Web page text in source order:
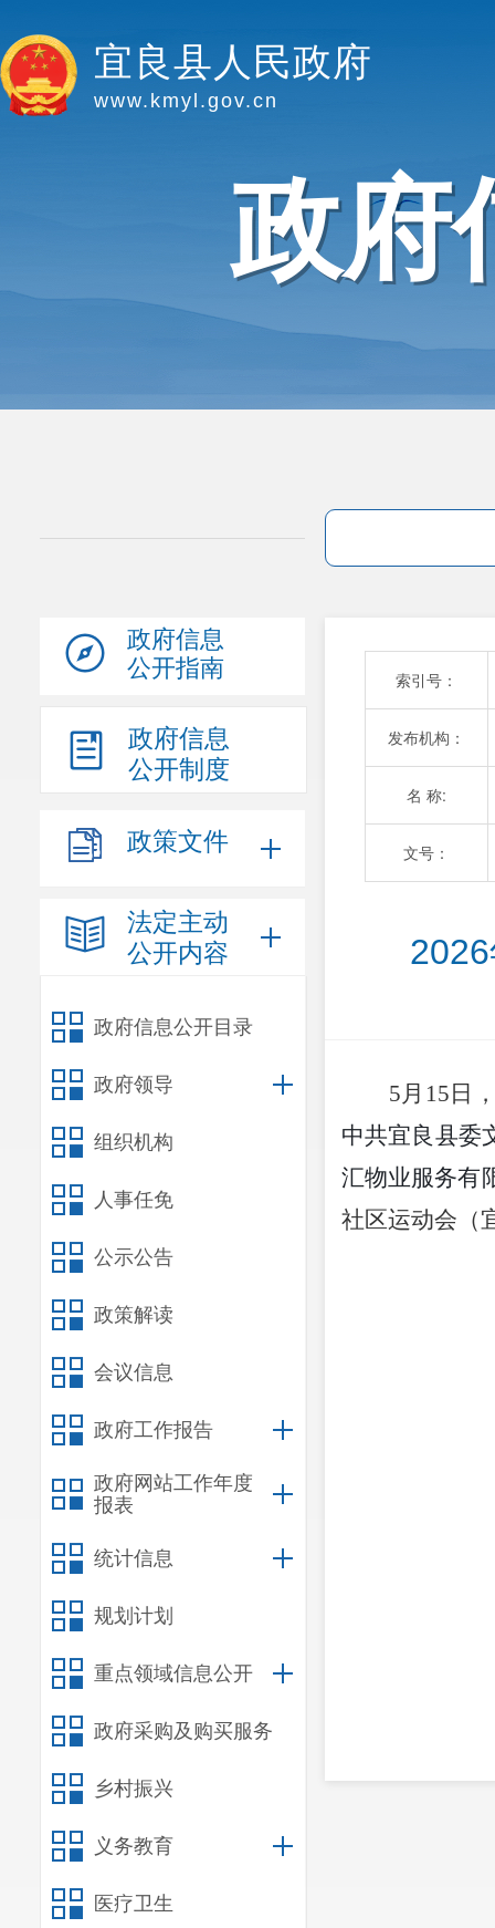
宜良县人民政府
www.kmyl.gov.cn
政府
政府信息
公开指南
政府信息
公开制度
政策文件
法定主动
公开内容
政府信息公开目录
政府领导
组织机构
人事任免
公示公告
政策解读
会议信息
政府工作报告
政府网站工作年度
报表
统计信息
规划计划
重点领域信息公开
政府采购及购买服务
乡村振兴
义务教育
医疗卫生
索引号：
发布机构：
名 称:
文号：
5月 15 日
中共宜良县委
汇物业服务有
社区运动会（
此次运动